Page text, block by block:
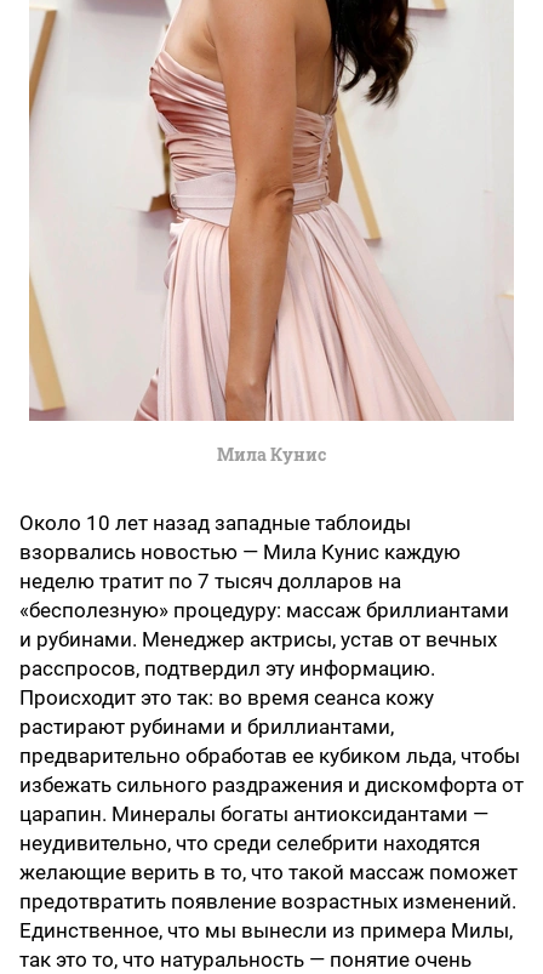
Мила Кунис
Около 10 лет назад западные таблоиды
взорвались новостью — Мила Кунис каждую
неделю тратит по 7 тысяч долларов на
«бесполезную» процедуру: массаж бриллиантами
и рубинами. Менеджер актрисы, устав от вечных
расспросов, подтвердил эту информацию.
Происходит это так: во время сеанса кожу
растирают рубинами и бриллиантами,
предварительно обработав ее кубиком льда, чтобы
избежать сильного раздражения и дискомфорта от
царапин. Минералы богаты антиоксидантами —
неудивительно, что среди селебрити находятся
желающие верить в то, что такой массаж поможет
предотвратить появление возрастных изменений.
Единственное, что мы вынесли из примера Милы,
так это то, что натуральность — понятие очень